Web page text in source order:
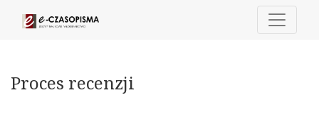
Proces recenzji
Proces recenzji